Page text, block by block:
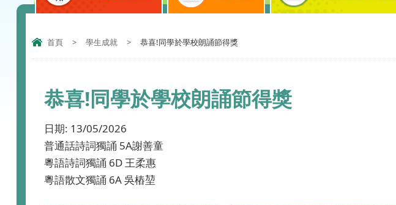
首頁 > 學生成就 > 恭喜!同學於學校朗誦節得獎
恭喜!同學於學校朗誦節得獎
日期: 13/05/2026
普通話詩詞獨誦 5A謝善童
粵語詩詞獨誦 6D 王柔惠
粵語散文獨誦 6A 吳樁堃